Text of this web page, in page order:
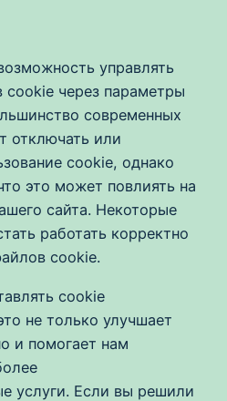
управлять
cookie через параметры
современных
отключать или
cookie, однако
это может повлиять на
сайта. Некоторые
работать корректно
cookie.
cookie
не только улучшает
и помогает нам
услуги. Если вы решили